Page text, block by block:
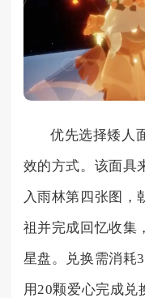
优先选择矮人
效的方式。该面具
入雨林第四张图，
祖并完成回忆收集
星盘。兑换需消耗
用20颗爱心完成兑